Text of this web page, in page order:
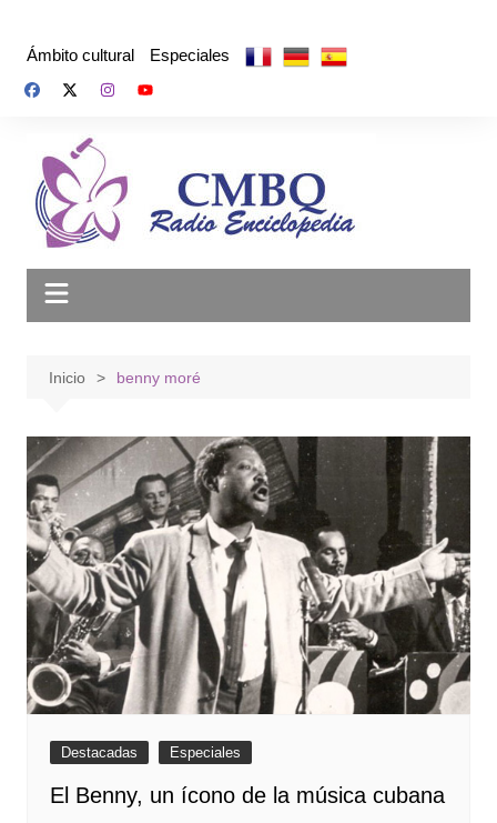
Ámbito cultural Especiales
Inicio benny moré
Destacadas Especiales
El Benny, un ícono de la música cubana